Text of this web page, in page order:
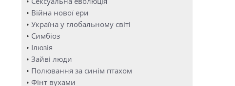
• Війна нової ери
• Україна у глобальному світі
• Симбіоз
• Ілюзія
• Зайві люди
• Полювання за синім птахом
• Фінт вухами